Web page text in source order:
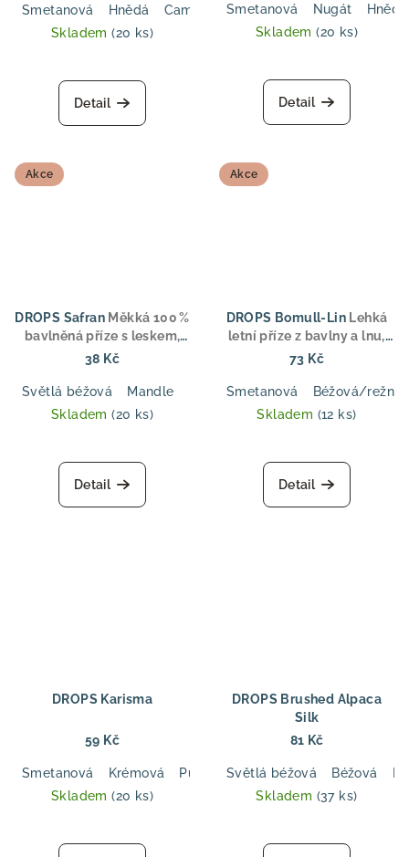
Smetanová Hnědá Camel Světle mořská zelená
Skladem(20 ks)
Detail
Smetanová Nugát
Hnědá
Skladem(20 ks)
hodnocení
produktu
Detail
Akce
DROPS Safran Měkká 100 %
bavlněná příze s leskem,
ideální pro letní oděvy,
38 Kč
Světlá béžová Mandle Tmavá modrá
Džínová
Skladem(20 ks)
Detail
Akce
DROPS Bomull-Lin Lehká
letní příze z bavlny a lnu,
aran tloušťka, pro svetry,
73 Kč
Smetanová
Béžová/režná
Skladem (12 ks)
Detail
DROPS Karisma
59 Kč
Smetanová Krémová Pudrová růžová
Tmavě
Skladem(20 ks)
DROPS Brushed Alpaca
Silk
81 Kč
Světlá béžová Béžová
Skladem (37 ks)
hodnocení